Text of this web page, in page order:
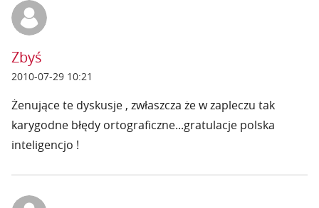
Zbyś
2010-07-29 10:21
Żenujące te dyskusje , zwłaszcza że w zapleczu tak
karygodne błędy ortograficzne...gratulacje polska
inteligencjo !